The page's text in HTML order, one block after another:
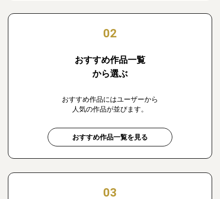
02
おすすめ作品一覧
から選ぶ
おすすめ作品にはユーザーから
人気の作品が並びます。
おすすめ作品一覧を見る
03